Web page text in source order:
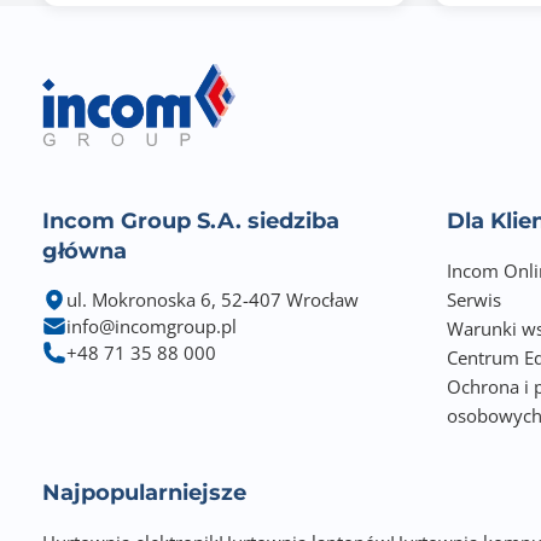
Złącza zewn.
Zgodność z technologią HDCP
Incom Group S.A. siedziba
główna
ul. Mokronoska 6, 52-407 Wrocław
info@incomgroup.pl
+48 71 35 88 000
Dla
Incom
Serwis
Warunki
Centrum
Ochrona i
osobowych
Najpopularniejsze